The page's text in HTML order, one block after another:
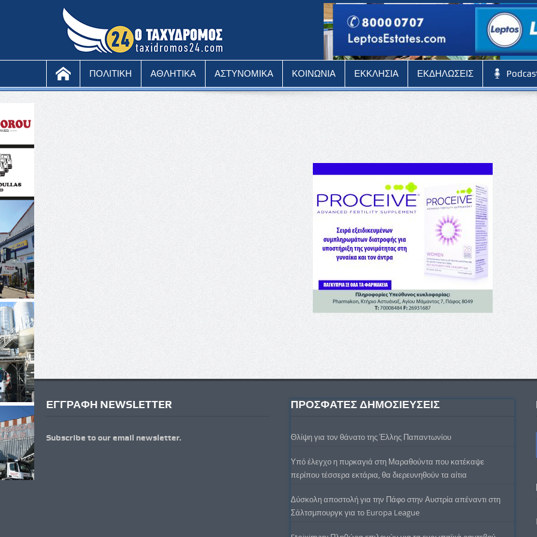
ΠΟΛΙΤΙΚΗ ΑΘΛΗΤΙΚΑ ΑΣΤΥΝΟΜΙΚΑ ΚΟΙΝΩΝΙΑ ΕΚΚΛΗΣΙΑ ΕΚΔΗΛΩΣΕΙΣ
ΕΓΓΡΑΦΗ NEWSLETTER
Subscribe to our email newsletter.
ΠΡΟΣΦΑΤΕΣ ΔΗΜΟΣΙΕΥΣΕΙΣ
Θλίψη για τον θάνατο της Έλλης Παπαντωνίου
Υπό έλεγχο η πυρκαγιά στη Μαραθούντα που κατέκαψε
περίπου τέσσερα εκτάρια, θα διερευνηθούν τα αίτια
Δύσκολη αποστολή για την Πάφο στην Αυστρία απέναντι στη
Σάλτσμπουργκ για το Europa League